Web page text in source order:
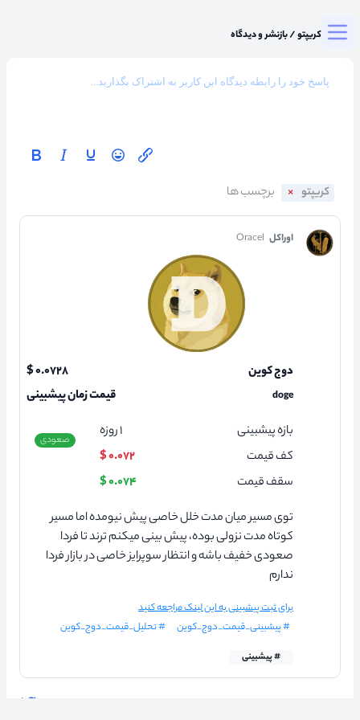
میزگرد کریپتو/بازنشر و دیدگاه
کریپتو
اوراکل Oracel
دوج کوین
doge
۰.۰۷۲۸ $
قیمت زمان پیشبینی
بازه پیشبینی
کف قیمت
سقف قیمت
۱روزه
۰.۰۷۲ $
۰.۰۷۴ $
صعودی
توی مسیر میان مدت خلل خاصی پیش نیومده اما مسیر
کوتاه مدت نزولی بوده، پیش بینی میکنم ترند تا فردا
صعودی خفیف باشه و انتظار سوپرایز خاصی در بازار فردا
ندارم
برای ثبت پیشبینی به این لینک مراجعه کنید
# پیشبینی_قیمت_دوج_کوین
# تحلیل_قیمت_دوج_کوین
# پیشبینی